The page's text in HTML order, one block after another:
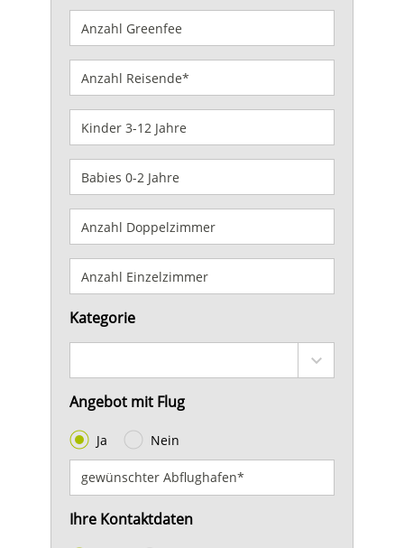
Kategorie
Angebot mit Flug
Ja Nein
Ihre Kontaktdaten